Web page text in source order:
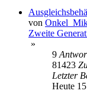
von
Zweite
»
9
81423
Letzter
Heute